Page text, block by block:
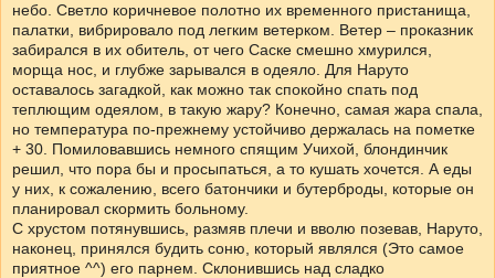
небо. Светло коричневое полотно их временного пристанища,
палатки, вибрировало под легким ветерком. Ветер – проказник
забирался в их обитель, от чего Саске смешно хмурился,
морща нос, и глубже зарывался в одеяло. Для Наруто
оставалось загадкой, как можно так спокойно спать под
теплющим одеялом, в такую жару? Конечно, самая жара спала,
но температура по-прежнему устойчиво держалась на пометке
+ 30. Помиловавшись немного спящим Учихой, блондинчик
решил, что пора бы и просыпаться, а то кушать хочется. А еды
у них, к сожалению, всего батончики и бутерброды, которые он
планировал скормить больному.
С хрустом потянувшись, размяв плечи и вволю позевав, Наруто,
наконец, принялся будить соню, который являлся (Это самое
приятное ^^) его парнем. Склонившись над сладко